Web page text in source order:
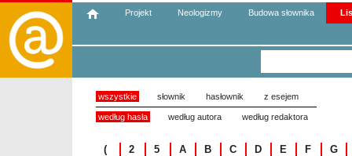
Projekt Neologizmy Budowa słownika
wszystkie słownik hasłownik z esejem
według hasła według autora według redaktora
( 2 5 A B C D E F
G